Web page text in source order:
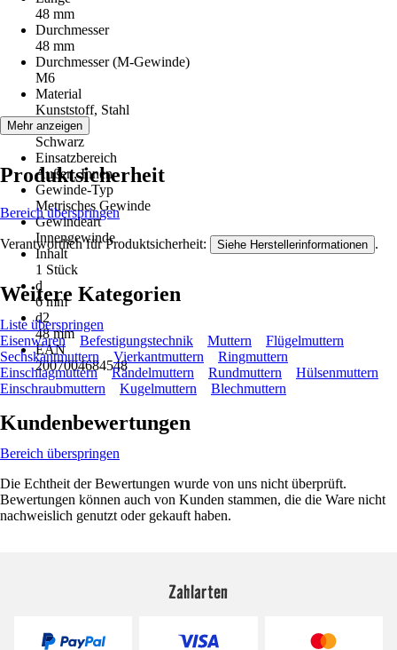
48 mm
Durchmesser
48 mm
Durchmesser (M-Gewinde)
M6
Material
Kunststoff, Stahl
Farbton
Schwarz
Einsatzbereich
Außen, Innen
Gewinde-Typ
Metrisches Gewinde
Gewindeart
Innengewinde
Inhalt
1 Stück
d
6 mm
d2
48 mm
EAN
2007004684548
Mehr anzeigen
Produktsicherheit
Bereich überspringen
Verantwortlich für Produktsicherheit: Siehe Herstellerinformationen .
Weitere Kategorien
Liste überspringen
Eisenwaren
Befestigungstechnik Muttern
Flügelmuttern
Sechskantmuttern
Vierkantmuttern
Ringmuttern
Einschlagmuttern
Rändelmuttern Rundmuttern
Hülsenmuttern
Einschraubmuttern
Kugelmuttern Blechmuttern
Kundenbewertungen
Bereich überspringen
Die Echtheit der Bewertungen wurde von uns nicht überprüft.
Bewertungen können auch von Kunden stammen, die die Ware nicht
nachweislich genutzt oder gekauft haben.
Zahlarten